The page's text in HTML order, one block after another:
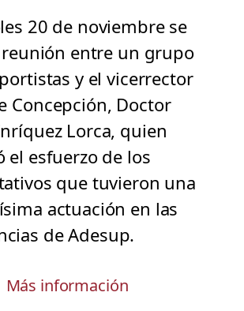
20 de noviembre se
entre un grupo
y el vicerrector
Concepción, Doctor
Lorca, quien
el esfuerzo de los
que tuvieron una
actuación en las
de Adesup.
Más información